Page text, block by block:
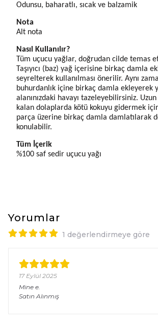
Odunsu, baharatlı, sıcak ve balzamik
Nota
Alt nota
Nasıl Kullanılır?
Taşıyıcı (baz) yağ içerisine birkaç damla
seyrelterek kullanılması önerilir. Aynı
buhurdanlık içine birkaç damla ekleyerek
alanınızdaki havayı tazeleyebilirsiniz. Uzun
kalan dolaplarda kötü kokuyu gidermek
parça üzerine birkaç damla damlatılarak
konulabilir.
Tüm İçerik
%100 saf sedir uçucu yağı
Yorumlar
1 değerlendirmeye göre
17 Eylül 2025
Mine e.
Satın Alınmış